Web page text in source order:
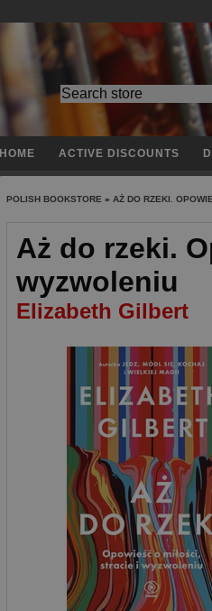
HOME ACTIVE DISCOUNTS
POLISH BOOKSTORE » AŻ DO RZEKI.
Aż do rzeki.
wyzwoleniu
Elizabeth Gilbert